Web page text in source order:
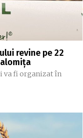
revine pe 22
va fi organizat în